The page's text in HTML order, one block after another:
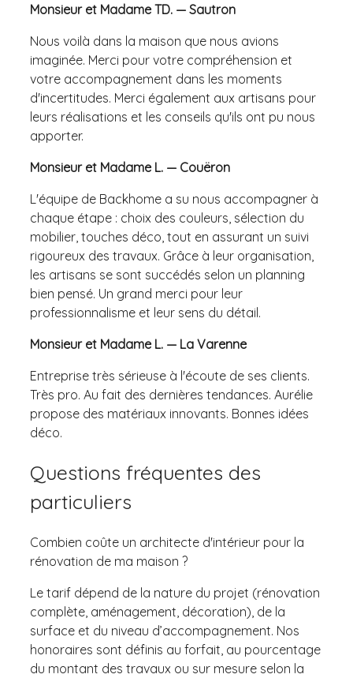
Monsieur et Madame TD. — Sautron
Nous voilà dans la maison que nous avions
imaginée. Merci pour votre compréhension et
votre accompagnement dans les moments
d'incertitudes. Merci également aux artisans pour
leurs réalisations et les conseils qu'ils ont pu nous
apporter.
Monsieur et Madame L. — Couëron
L'équipe de Backhome a su nous accompagner à
chaque étape : choix des couleurs, sélection du
mobilier, touches déco, tout en assurant un suivi
rigoureux des travaux. Grâce à leur organisation,
les artisans se sont succédés selon un planning
bien pensé. Un grand merci pour leur
professionnalisme et leur sens du détail.
Monsieur et Madame L. — La Varenne
Entreprise très sérieuse à l'écoute de ses clients.
Très pro. Au fait des dernières tendances. Aurélie
propose des matériaux innovants. Bonnes idées
déco.
Questions fréquentes des
particuliers
Combien coûte un architecte d'intérieur pour la
rénovation de ma maison ?
Le tarif dépend de la nature du projet (rénovation
complète, aménagement, décoration), de la
surface et du niveau d’accompagnement. Nos
honoraires sont définis au forfait, au pourcentage
du montant des travaux ou sur mesure selon la